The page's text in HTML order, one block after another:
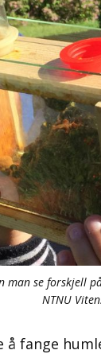
man se forskjell
NTNU
fange